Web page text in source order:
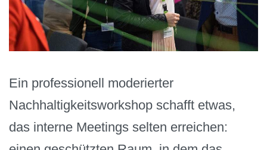
Ein professionell moderierter
Nachhaltigkeitsworkshop schafft etwas,
das interne Meetings selten erreichen: